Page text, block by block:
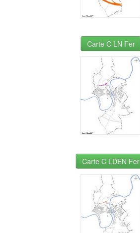
Carte C LN Fer
Carte C LDEN Fer